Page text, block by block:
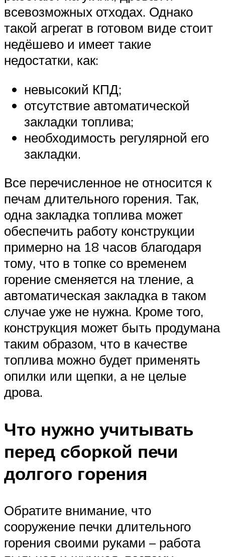
всевозможных отходах. Однако
такой агрегат в готовом виде стоит
недёшево и имеет такие
недостатки, как:
невысокий КПД;
отсутствие автоматической
закладки топлива;
необходимость регулярной его
закладки.
Все перечисленное не относится к
печам длительного горения. Так,
одна закладка топлива может
обеспечить работу конструкции
примерно на 18 часов благодаря
тому, что в топке со временем
горение сменяется на тление, а
автоматическая закладка в таком
случае уже не нужна. Кроме того,
конструкция может быть продумана
таким образом, что в качестве
топлива можно будет применять
опилки или щепки, а не целые
дрова.
Что нужно учитывать
перед сборкой печи
долгого горения
Обратите внимание, что
сооружение печки длительного
горения своими руками – работа